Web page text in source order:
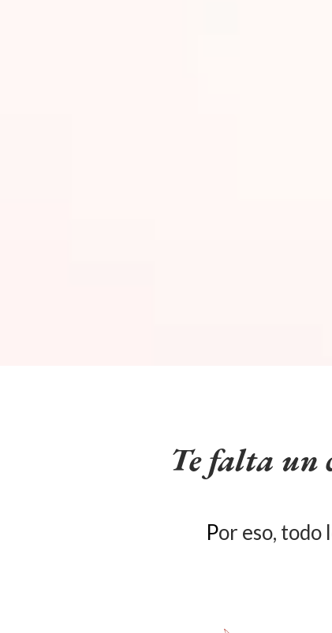
Te falta un
Por eso, todo